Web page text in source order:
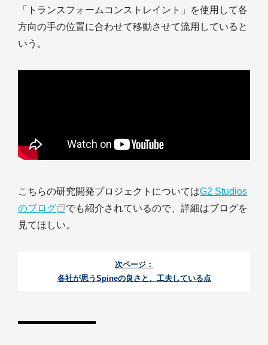
「トランスフォームコンストレイント」を使用して各
方向の手の位置に合わせて移動させて流用していると
いう。
こちらの研究開発プロジェクトについてはG2 Studios
のブログ
でも紹介されているので、詳細はブログを
見てほしい。
次ページ：
各社が思うSpineの良さと、工夫している点